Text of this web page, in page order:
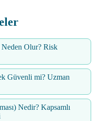
Olur? Risk
Güvenli mi? Uzman
Nedir? Kapsamlı